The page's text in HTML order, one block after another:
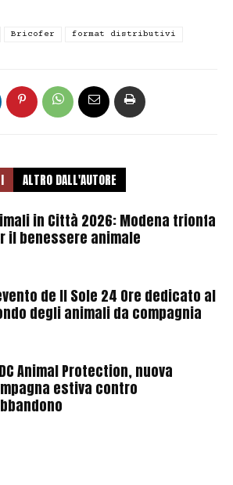
Bricofer format distributivi
ALTRO DALL'AUTORE
in Città 2026: Modena trionfa
il benessere animale
de Il Sole 24 Ore dedicato al
degli animali da compagnia
Animal Protection, nuova
estiva contro